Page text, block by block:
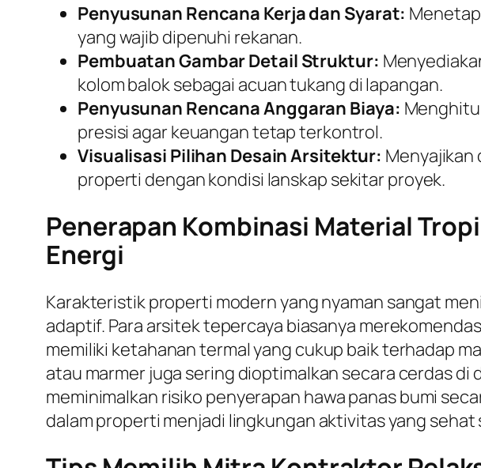
Penyusunan Rencana Kerja dan Syarat:
yang wajib dipenuhi rekanan.
Pembuatan Gambar Detail Struktur:
kolom balok sebagai acuan tukang di lapangan.
Penyusunan Rencana Anggaran Biaya:
presisi agar keuangan tetap terkontrol.
Visualisasi Pilihan Desain Arsitektur:
properti dengan kondisi lanskap sekitar proyek.
Penerapan Kombinasi Material
Energi
Karakteristik properti modern yang nyaman sangat
adaptif. Para arsitek tepercaya biasanya
memiliki ketahanan termal yang cukup baik terhadap
atau marmer juga sering dioptimalkan secara cerdas
meminimalkan risiko penyerapan hawa panas bumi
dalam properti menjadi lingkungan aktivitas yang